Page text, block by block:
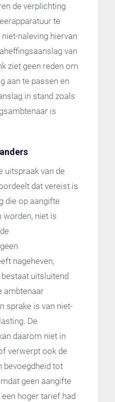
de verplichting
te
naleving hiervan
van
ziet geen reden om
aan te passen en
in stand zoals
is
uitspraak van de
dat vereist is
die op aangifte
worden, niet is
nageheven,
uitsluitend
ambtenaar
sprake is van niet-
De
daarom niet in
verwerpt ook de
bevoegdheid tot
geen aangifte
hoger tarief had